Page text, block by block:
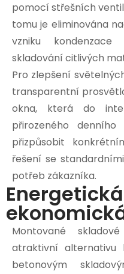
pomocí střešních
tomu je eliminována
vzniku
skladování citlivých
Pro zlepšení
transparentní
okna, která do
přirozeného
přizpůsobit
řešení se
potřeb zákazníka.
Montované
atraktivní alternativu
betonovým